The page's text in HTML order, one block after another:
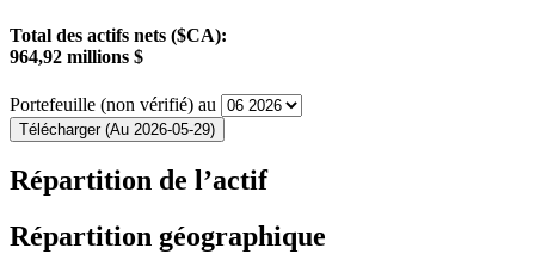
Total des actifs nets ($CA):
964,92 millions $
Portefeuille (non vérifié) au
Télécharger (Au 2026-05-29)
Répartition de l’actif
Répartition géographique